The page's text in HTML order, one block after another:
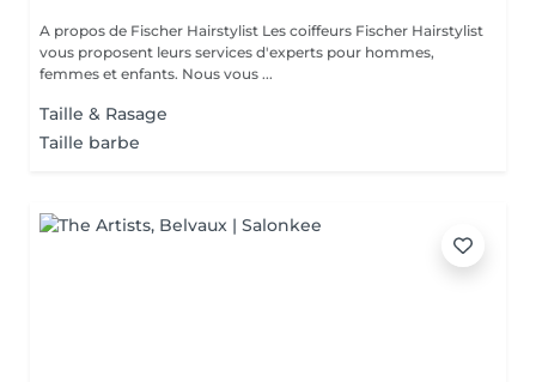
A propos de Fischer Hairstylist Les coiffeurs Fischer Hairstylist
vous proposent leurs services d'experts pour hommes,
femmes et enfants. Nous vous ...
Taille & Rasage
Taille barbe